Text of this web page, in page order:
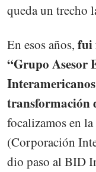
queda un trecho
En esos años, fui
“Grupo Asesor
transformación
focalizamos en
(Corporación
dio paso al BID